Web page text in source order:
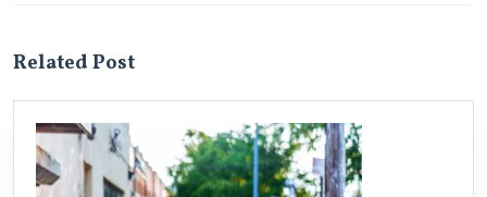
Related Post